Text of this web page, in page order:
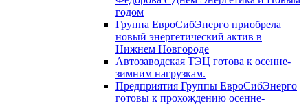
годом
Группа ЕвроСибЭнерго приобрела
новый энергетический актив в
Нижнем Новгороде
Автозаводская ТЭЦ готова к осенне-
зимним нагрузкам.
Предприятия Группы ЕвроСибЭнерго
готовы к прохождению осенне-